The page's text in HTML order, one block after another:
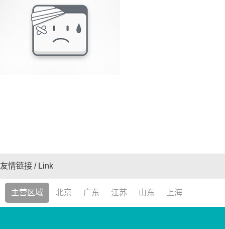
友情链接
主营区域 北京 广东 江苏 山东 上海